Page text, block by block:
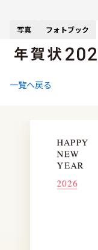
写真 フォトブック
一覧へ戻る